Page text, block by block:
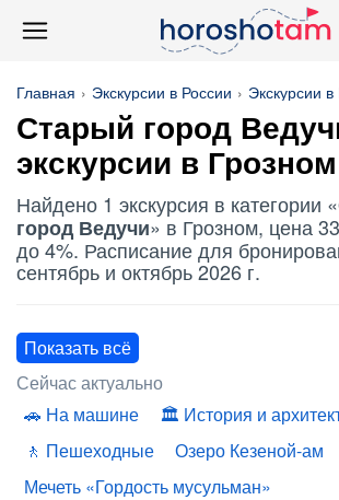
Главная Экскурсии в России Экскурсии
Старый город
экскурсии в Грозном
Найдено 1 экскурсия в категории «
город Ведучи» в Грозном, цена
до 4%. Расписание для
сентябрь и октябрь 2026 г.
Показать всё
Сейчас актуально
На машине
История и
Пешеходные
Озеро Кезеной-ам
Мечеть «Гордость мусульман»